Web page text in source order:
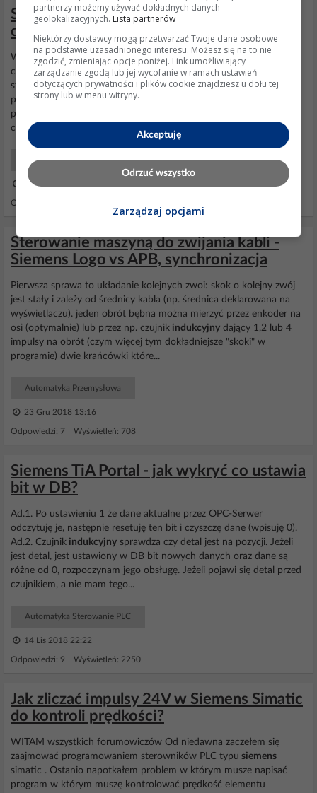
Siemens logo 0BA6 czy da się podłaczyć
czujniki analogowe
Witam kolegów na wstępie proszę was o wyrozumiałość bo jestem
całkowitym laikiem , chce zakupić taki jak na poniższym foto
sterowniksiemensajednak zastanawia mnie jedna rzecz czy bez
problemu podepnę do niego czujniki . pierwszy czujnik : Balluff
pojemnościowy analogowy pisze na nim 12-36VDC 4...20mA drugi
czujnik : Balluff
PNP/NO 10-30...
Automatyka Przemysłowa
21 Paź 2016 23:46
Odpowiedzi: 9 Wyświetleń: 4926
Sterowanie maszyną do zwijania kabli -
Siemens Logo vs APB, synchronizacja
Pierwsza sprawa to układanie kolejnych zwoi: skok o kolejny zwój
jest stały i zależy od średnicy kabla (np. średnica deklarowana na
wyświetlaczu). jeden obrót bębna można mierzyć przez enkoder na
osi (optymalnie) lub przez np. czujnik indukcyjny dający 1,2 lub 4
impulsy na obrót (czym więcej tym dokładniejsze "skoki" w
programie) dwie krańcówki które...
Automatyka Przemysłowa
23 Gru 2018 13:16
Odpowiedzi: 7 Wyświetleń: 708
Siemens TiA Portal - jak wykryć co ustawia
bit w DB?
Ad.1. Po ustawieniu 1 że dane aktualne przez OPC-Serwer
odczytuję je, następnie resetuję ten bit i czyszczę dane (wpisuję 0).
Ad.2. Czujnik indukcyjny sprawdza czy detal jest na pozycji. Jeżeli
jest detal, jest ustawiony w DB bit nowych danych oraz dane są
różne od 0, rozpoczynam jego obsługę. Jeżeli pojawi się detal przed
czujnikiem, a nie mam tego...
Automatyka Sterowanie PLC
14 Lis 2018 22:22
Odpowiedzi: 9 Wyświetleń: 2250
Jak zliczać impulsy 24V w Siemens Simatic
do kontroli prędkości?
WITAM wszystkich forumowiczów Od niedawna zaczełem się
zaajmować programowaniem sterowników PLC typu siemens
simatic . Ostanio napotkałem problem w którym musze napisać
program w którym muszę kontrolować prędkość elementu
partnerzy możemy używać dokładnych danych
geolokalizacyjnych. Lista partnerów
Niektórzy dostawcy mogą przetwarzać Twoje dane osobowe
na podstawie uzasadnionego interesu. Możesz się na to nie
zgodzić, zmieniając opcje poniżej. Link umożliwiający
zarządzanie zgodą lub jej wycofanie w ramach ustawień
dotyczących prywatności i plików cookie znajdziesz u dołu tej
strony lub w menu witryny.
Akceptuję
Odrzuć wszystko
Zarządzaj opcjami